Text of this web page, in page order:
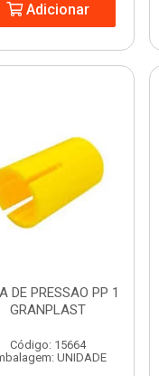
Adicionar
DE PRESSAO PP 1
GRANPLAST
Código: 15664
UNIDADE